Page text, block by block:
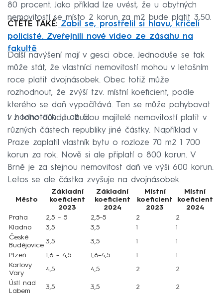
80 procent. Jako příklad lze uvést, že u obytných
nemovitostí se místo 2 korun za m2 bude platit 3,50.
ČTĚTE TAKÉ: Zabil se, prostřelil si hlavu, křičeli
policisté. Zveřejnili nové video ze zásahu na
fakultě
Další navýšení mají v gesci obce. Jednoduše se tak
může stát, že vlastníci nemovitostí mohou v letošním
roce platit dvojnásobek. Obec totiž může
rozhodnout, že zvýší tzv. místní koeficient, podle
kterého se daň vypočítává. Ten se může pohybovat
v hodnotách 1,1 až 5.
I z toho důvodu budou majitelé nemovitostí platit v
různých částech republiky jiné částky. Například v
Praze zaplatil vlastník bytu o rozloze 70 m2 1 700
korun za rok. Nově si ale připlatí o 800 korun. V
Brně je za stejnou nemovitost daň ve výši 600 korun.
Letos se ale částka zvyšuje na dvojnásobek.
Město
Základní
koeficient
2023
Základní
koeficient
2024
Místní
koeficient
2023
Místní
koeficient
2024
Praha
2,5 – 5 2,5–5 2
2
Kladno
3,5 3,5 1
1
České
Budějovice
3,5 3,5 1
1
Plzeň
1,6 – 4,5 1,6–4,5 1
1
Karlovy
Vary
4,5 4,5 2
2
Ústí nad
Labem
3,5 3,5 2
2